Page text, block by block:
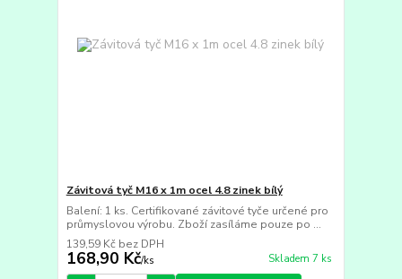
Závitová tyč M16 x 1m ocel 4.8 zinek bílý
Balení: 1 ks. Certifikované závitové tyče určené pro
průmyslovou výrobu. Zboží zasíláme pouze po ...
168,90 Kč/ks
139,59 Kč bez DPH
Skladem 7 ks